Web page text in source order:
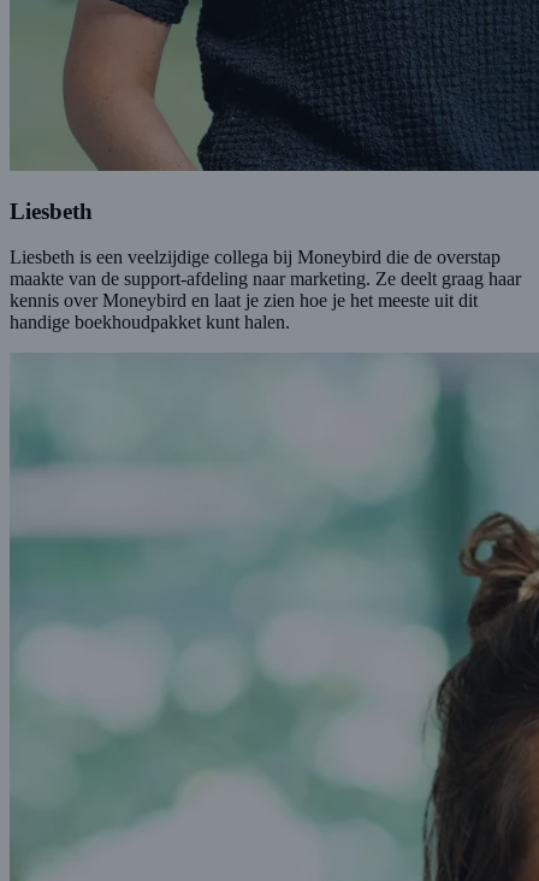
Liesbeth
Liesbeth is een veelzijdige collega bij Moneybird die de overstap
maakte van de support-afdeling naar marketing. Ze deelt graag haar
kennis over Moneybird en laat je zien hoe je het meeste uit dit
handige boekhoudpakket kunt halen.